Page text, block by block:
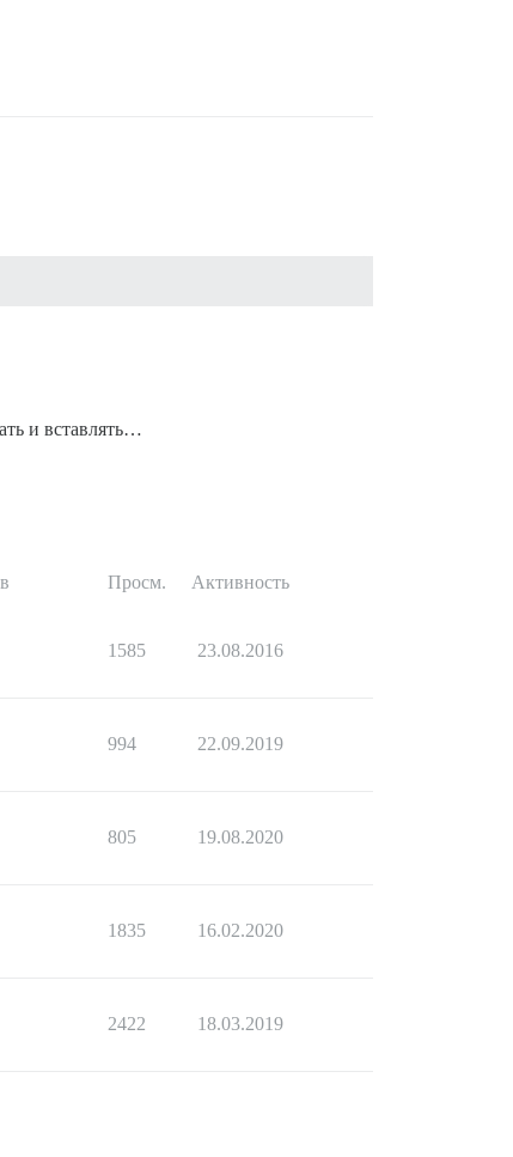
и вставлять…
Просм. Активность
1585 23.08.2016
994 22.09.2019
805 19.08.2020
1835 16.02.2020
2422 18.03.2019